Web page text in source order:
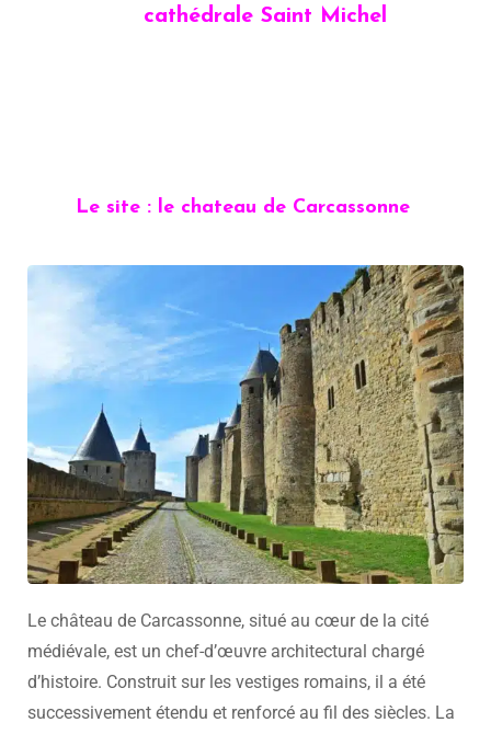
cathédrale Saint Michel
Le site : le chateau de Carcassonne
Le château de Carcassonne, situé au cœur de la cité
médiévale, est un chef-d’œuvre architectural chargé
d’histoire. Construit sur les vestiges romains, il a été
successivement étendu et renforcé au fil des siècles. La